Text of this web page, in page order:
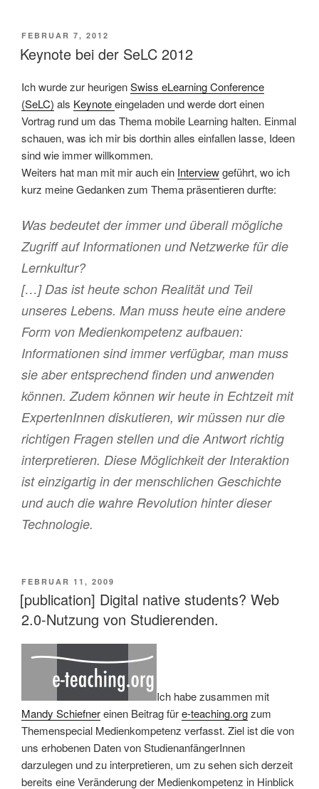
VERÖFFENTLICHT
AM
FEBRUAR 7, 2012
Keynote bei der SeLC 2012
Ich wurde zur heurigenSwiss eLearning Conference
(SeLC) als Keynoteeingeladen und werde dort einen
Vortrag rund um das Thema mobile Learning halten. Einmal
schauen, was ich mir bis dorthin alles einfallen lasse, Ideen
sind wie immer willkommen.
Weiters hat man mit mir auch ein Interviewgeführt, wo ich
kurz meine Gedanken zum Thema präsentieren durfte:
Was bedeutet der immer und überall mögliche
Zugriff auf Informationen und Netzwerke für die
Lernkultur?
[…] Das ist heute schon Realität und Teil
unseres Lebens. Man muss heute eine andere
Form von Medienkompetenz aufbauen:
Informationen sind immer verfügbar, man muss
sie aber entsprechend finden und anwenden
können. Zudem können wir heute in Echtzeit mit
ExpertenInnen diskutieren, wir müssen nur die
richtigen Fragen stellen und die Antwort richtig
interpretieren. Diese Möglichkeit der Interaktion
ist einzigartig in der menschlichen Geschichte
und auch die wahre Revolution hinter dieser
Technologie.
VERÖFFENTLICHT
AM
FEBRUAR 11, 2009
[publication] Digital native students? Web
2.0-Nutzung von Studierenden.
Ich habe zusammen mit
Mandy Schiefnereinen Beitrag füre-teaching.orgzum
Themenspecial Medienkompetenz verfasst. Ziel ist die von
uns erhobenen Daten von StudienanfängerInnen
darzulegen und zu interpretieren, um zu sehen sich derzeit
bereits eine Veränderung der Medienkompetenz in Hinblick